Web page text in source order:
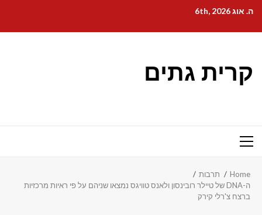
content
ה. אוג 6th, 2026
קרית גתים
Primary
Home
תרבות
ה-DNA של טיילר רובינסון ולאנס טוויגס נמצאו שניהם על פי ראיות מרכזיות
ברצח צ'רלי קירק